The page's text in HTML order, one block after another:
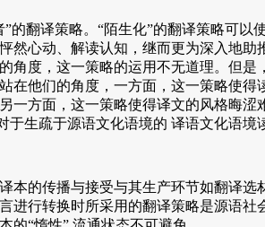
翻译策略。“陌生化”的翻译策略可以
然心动、解读认知，继而更为深入地
角度，这一策略的运用不无道理。但
在他们的角度，一方面，这一策略使
一方面，这一策略使得译文的风格晦
于生疏于源语文化语境的 译语文化语境
的传播与接受与其生产环节如翻译选
进行转换时所采用的翻译策略是源语